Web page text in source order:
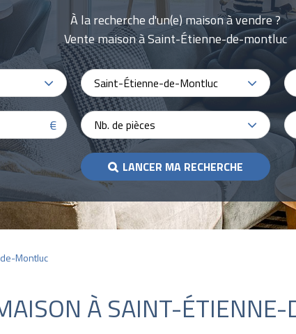
À la recherche d'un(e) maison à vendre ?
Vente maison à Saint-Étienne-de-montluc
Saint-Étienne-de-Montluc
€ Nb. de pièces
LANCER MA RECHERCHE
Montluc
À SAINT-